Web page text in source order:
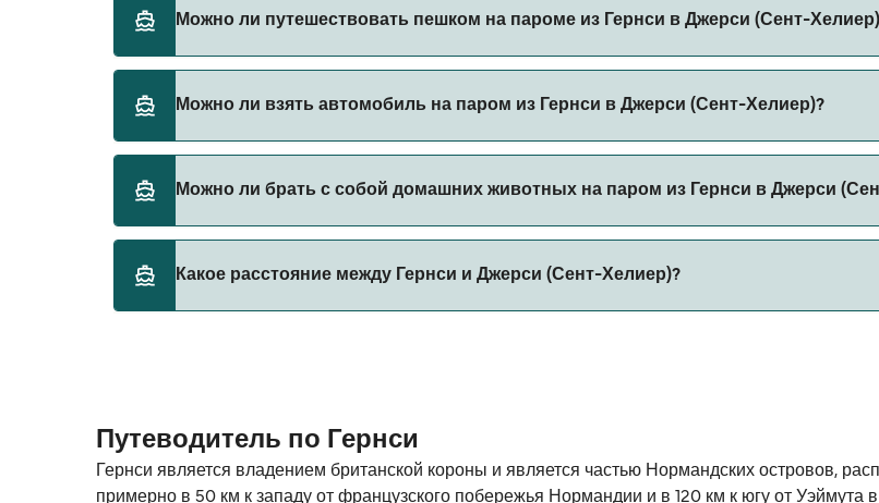
акции на паромы.
Можно ли путешествовать пешком на пароме из Гернси в Джерси (Сент-
Можно ли взять автомобиль на паром из Гернси в Джерси (Сент-Хелиер)?
Можно ли брать с собой домашних животных на паром из Гернси в Джерси
правилами перевозки животных у операторов парома. В настоящее время вы можете
Какое расстояние между Гернси и Джерси (Сент-Хелиер)?
Путеводитель по Гернси
Гернси является владением британской короны и является частью Нормандских островов,
примерно в 50 км к западу от французского побережья Нормандии и в 120 км к югу от Уэймута